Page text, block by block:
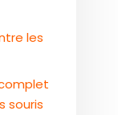
les
souris